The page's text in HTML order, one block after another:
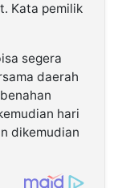
Kata pemilik
segera
daerah
hari
dikemudian